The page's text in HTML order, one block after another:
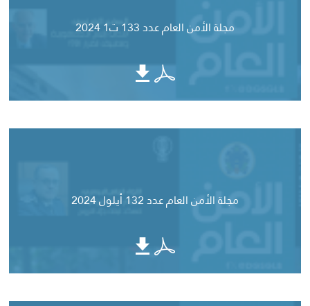
مجلة الأمن العام عدد 133 ت1 2024
مجلة الأمن العام عدد 132 أيلول 2024